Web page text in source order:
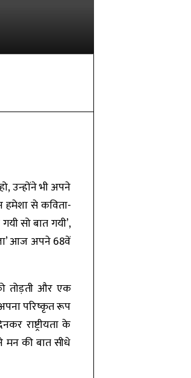
उन्होंने भी अपने
हमेशा से कविता-
सो बात गयी’,
आज अपने 68वें
तोड़ती और एक
परिष्कृत रूप
राष्ट्रीयता के
की बात सीधे